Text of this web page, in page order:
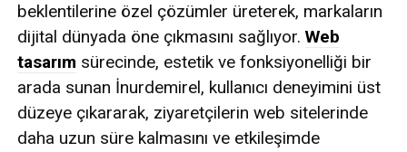
beklentilerine özel çözümler üreterek, markaların
dijital dünyada öne çıkmasını sağlıyor. Web
tasarım sürecinde, estetik ve fonksiyonelliği bir
arada sunan İnurdemirel, kullanıcı deneyimini üst
düzeye çıkararak, ziyaretçilerin web sitelerinde
daha uzun süre kalmasını ve etkileşimde